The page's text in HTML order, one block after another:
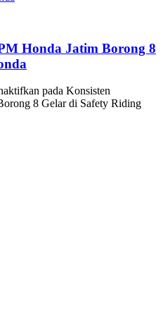
Honda Jatim Borong 8
pada Konsisten
8 Gelar di Safety Riding